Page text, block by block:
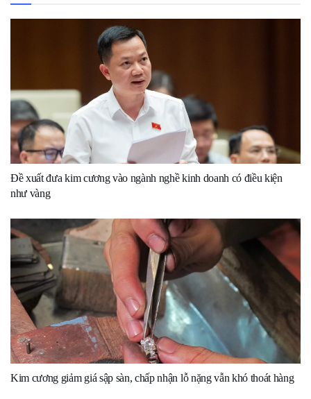
Đề xuất đưa kim cương vào ngành nghề kinh doanh có điều kiện
như vàng
Kim cương giảm giá sập sàn, chấp nhận lỗ nặng vẫn khó thoát hàng